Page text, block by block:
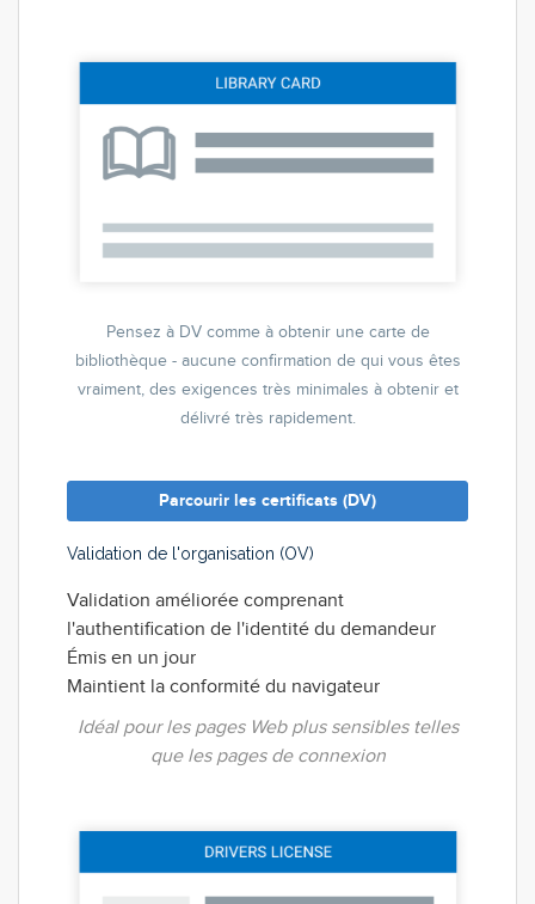
Pensez à DV comme à obtenir une carte de
bibliothèque - aucune confirmation de qui vous êtes
vraiment, des exigences très minimales à obtenir et
délivré très rapidement.
Parcourir les certificats (DV)
Validation de l'organisation (OV)
Validation améliorée comprenant
l'authentification de l'identité du demandeur
Émis en un jour
Maintient la conformité du navigateur
Idéal pour les pages Web plus sensibles telles
que les pages de connexion